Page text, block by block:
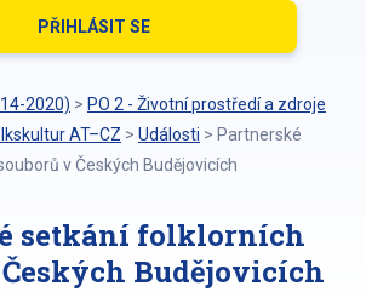
2020) > PO 2 - Životní prostředí a zdroje
AT–CZ > Události > Partnerské
v Českých Budějovicích
setkání folklorních
Budějovicích